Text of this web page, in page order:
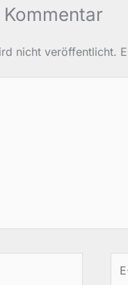
nicht veröffentlicht.